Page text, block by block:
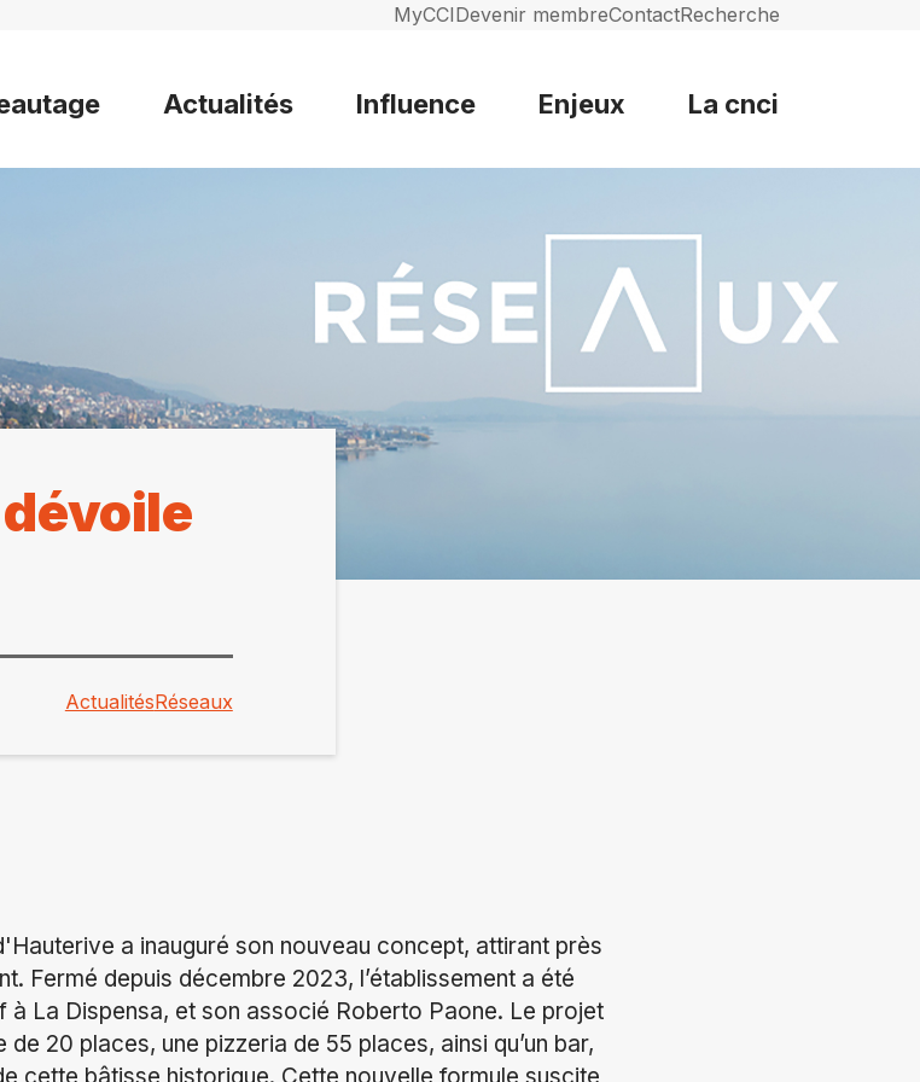
MyCCIDevenir membreContactRecherche
Actualités Influence Enjeux La cnci
dévoile
ActualitésRéseaux
a inauguré son nouveau concept, attirant près
Fermé depuis décembre 2023, l’établissement a été
La Dispensa, et son associé Roberto Paone. Le projet
20 places, une pizzeria de 55 places, ainsi qu’un bar,
cette bâtisse historique. Cette nouvelle formule suscite